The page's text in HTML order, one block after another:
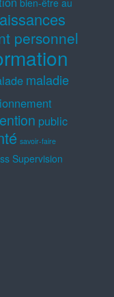
bien-être au
personnel
maladie
public
savoir-faire
Supervision